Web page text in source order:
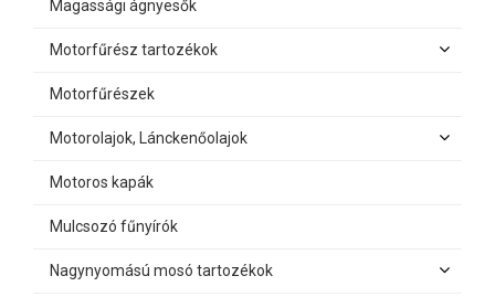
Magassági ágnyesők
Motorfűrész tartozékok
Motorfűrészek
Motorolajok, Lánckenőolajok
Motoros kapák
Mulcsozó fűnyírók
Nagynyomású mosó tartozékok